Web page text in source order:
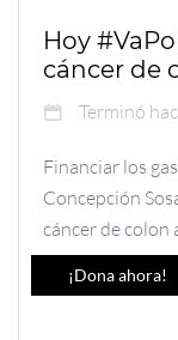
Hoy
cáncer de
Terminó
Financiar los
Concepción
cáncer de colon
¡Dona ahora!